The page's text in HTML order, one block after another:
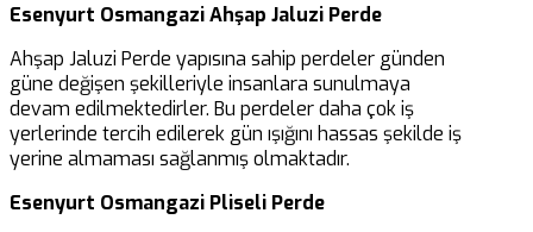
Esenyurt Osmangazi Ahşap Jaluzi Perde
Ahşap Jaluzi Perde yapısına sahip perdeler günden
güne değişen şekilleriyle insanlara sunulmaya
devam edilmektedirler. Bu perdeler daha çok iş
yerlerinde tercih edilerek gün ışığını hassas şekilde iş
yerine almaması sağlanmış olmaktadır.
Esenyurt Osmangazi Pliseli Perde